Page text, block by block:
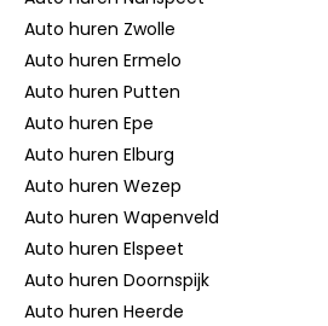
Auto huren Zwolle
Auto huren Ermelo
Auto huren Putten
Auto huren Epe
Auto huren Elburg
Auto huren Wezep
Auto huren Wapenveld
Auto huren Elspeet
Auto huren Doornspijk
Auto huren Heerde